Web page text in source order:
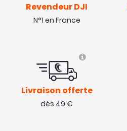
Revendeur DJI
N°1 en France
Livraison offerte
dès 49 €